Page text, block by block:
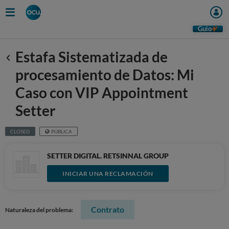
Guio
Anterior
Estafa Sistematizada de
procesamiento de Datos: Mi
Caso con VIP Appointment
Setter
CLOSED PÚBLICA
SETTER DIGITAL. RETSINNAL GROUP
INICIAR UNA RECLAMACIÓN
Naturaleza del problema: Contrato